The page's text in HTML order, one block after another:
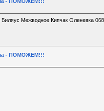
Межводное Кипчак Оленевка
- ПОМОЖЕМ!!!